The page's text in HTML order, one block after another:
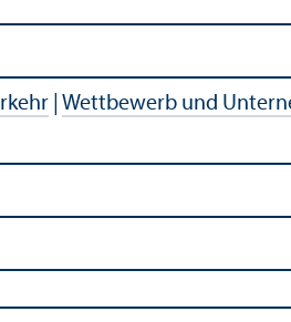
Wettbewerb und